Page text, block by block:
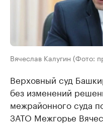
Вячеслав Калугин (Фото:
Верховный суд
без изменений
межрайонного суда
ЗАТО Межгорье